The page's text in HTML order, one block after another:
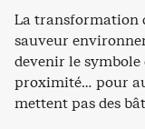
La transformation
sauveur
devenir le
proximité… pour
mettent pas des